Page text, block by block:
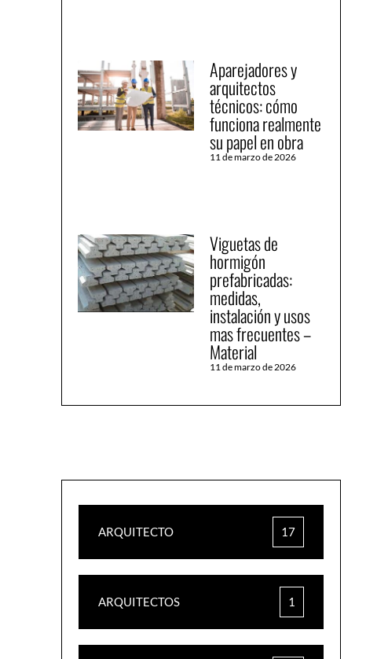
Aparejadores y
arquitectos
técnicos: cómo
funciona realmente
su papel en obra
11 de marzo de 2026
Viguetas de
hormigón
prefabricadas:
medidas,
instalación y usos
mas frecuentes –
Material
11 de marzo de 2026
ARQUITECTO 17
ARQUITECTOS 1